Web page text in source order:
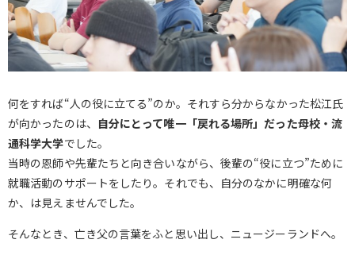
何をすれば“人の役に立てる”のか。それすら分からなかった松江氏
が向かったのは、 自分にとって唯一「戻れる場所」だった母校・流
通科学大学でした。
当時の恩師や先輩たちと向き合いながら、後輩の“役に立つ”ために
就職活動のサポートをしたり。それでも、自分のなかに明確な何
か、は見えませんでした。
そんなとき、亡き父の言葉をふと思い出し、ニュージーランドへ。